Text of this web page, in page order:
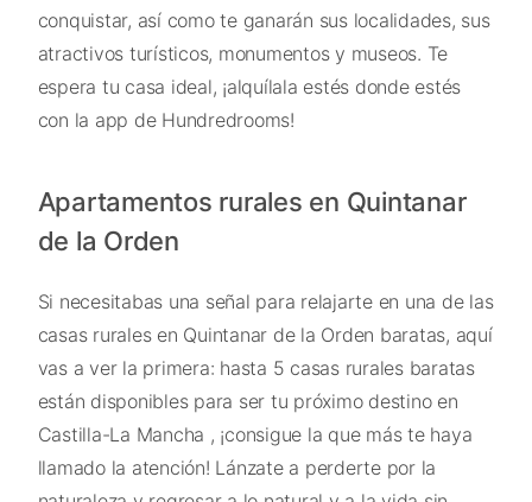
conquistar, así como te ganarán sus localidades, sus
atractivos turísticos, monumentos y museos. Te
espera tu casa ideal, ¡alquílala estés donde estés
con la app de Hundredrooms!
Apartamentos rurales en Quintanar
de la Orden
Si necesitabas una señal para relajarte en una de las
casas rurales en Quintanar de la Orden baratas, aquí
vas a ver la primera: hasta 5 casas rurales baratas
están disponibles para ser tu próximo destino en
Castilla-La Mancha , ¡consigue la que más te haya
llamado la atención! Lánzate a perderte por la